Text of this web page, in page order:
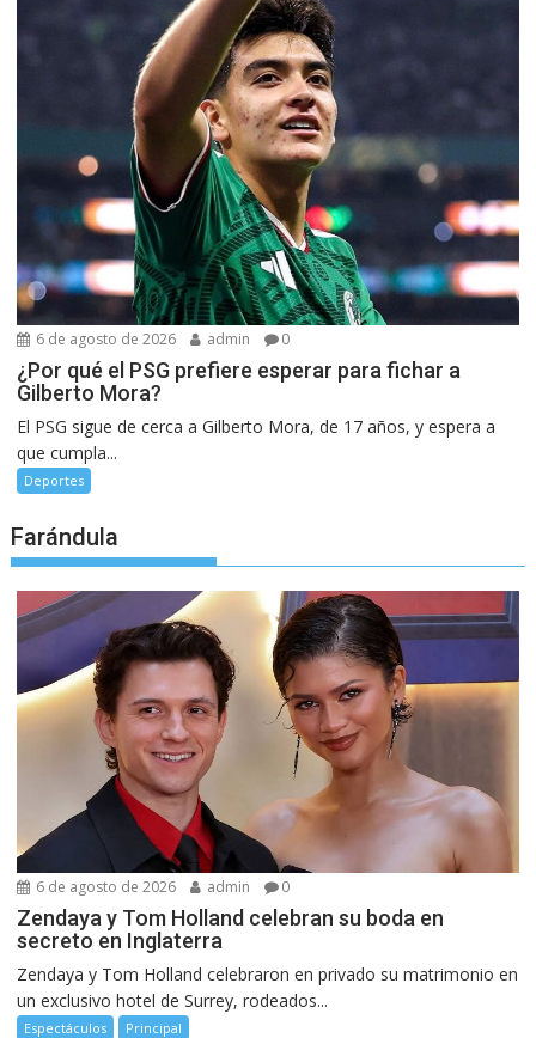
6 de agosto de 2026 admin 0
¿Por qué el PSG prefiere esperar para fichar a
Gilberto Mora?
El PSG sigue de cerca a Gilberto Mora, de 17 años, y espera a
que cumpla...
Deportes
Farándula
6 de agosto de 2026 admin 0
Zendaya y Tom Holland celebran su boda en
secreto en Inglaterra
Zendaya y Tom Holland celebraron en privado su matrimonio en
un exclusivo hotel de Surrey, rodeados...
Espectáculos Principal